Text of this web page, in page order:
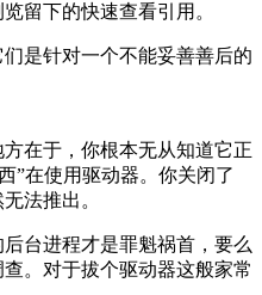
留下的快速查看引用。
是针对一个不能妥善善后的
在于，你根本无从知道它正
”在使用驱动器。你关闭了
法推出。
台进程才是罪魁祸首，要么
。对于拔个驱动器这般家常